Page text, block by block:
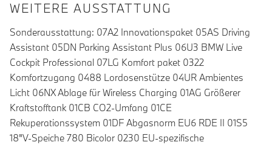
WEITERE AUSSTATTUNG
Sonderausstattung: 07A2 Innovationspaket 05AS Driving
Assistant 05DN Parking Assistant Plus 06U3 BMW Live
Cockpit Professional 07LG Komfort paket 0322
Komfortzugang 0488 Lordosenstütze 04UR Ambientes
Licht 06NX Ablage für Wireless Charging 01AG Größerer
Kraftstofftank 01CB CO2-Umfang 01CE
Rekuperationssystem 01DF Abgasnorm EU6 RDE II 01S5
18"V-Speiche 780 Bicolor 0230 EU-spezifische